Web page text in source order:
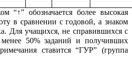
“↑” обозначается более высокая
в сравнении с годовой, а знаком
Для учащихся, не справившихся с
50% заданий и получивших
ставится “ГУР” (группа